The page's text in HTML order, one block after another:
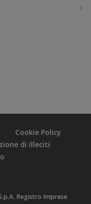
Cookie Policy
di illeciti
Registro Imprese